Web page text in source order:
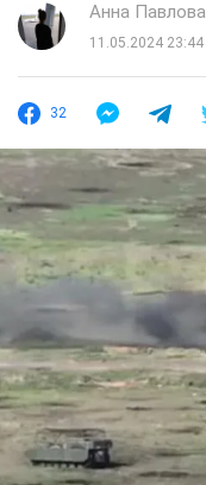
Анна Павлова
11.05.2024 23:44
32